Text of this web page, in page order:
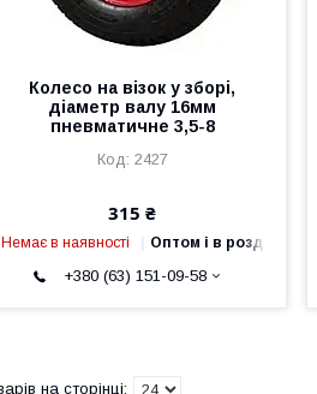
Колесо на візок у зборі,
діаметр валу 16мм
пневматичне 3,5-8
2427
315 ₴
Немає в наявності Оптом і в роздріб
+380 (63) 151-09-58